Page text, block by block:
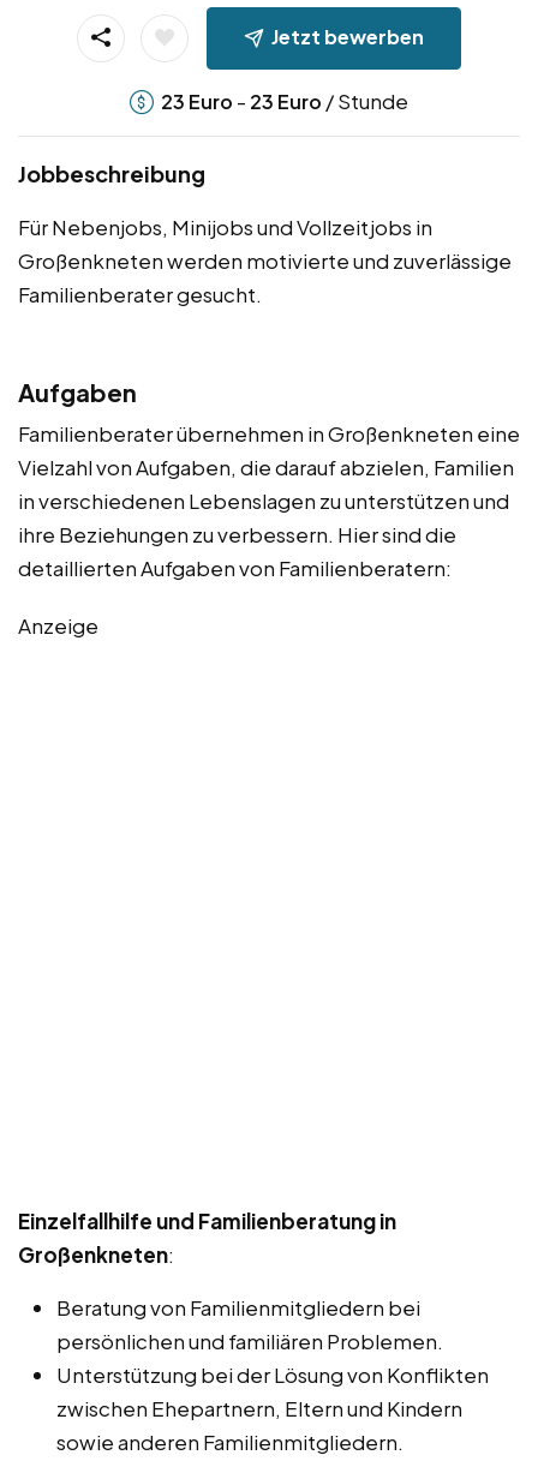
Jetzt bewerben
23 Euro - 23 Euro / Stunde
Jobbeschreibung
Für Nebenjobs, Minijobs und Vollzeitjobs in
Großenkneten werden motivierte und zuverlässige
Familienberater gesucht.
Aufgaben
Familienberater übernehmen in Großenkneten eine
Vielzahl von Aufgaben, die darauf abzielen, Familien
in verschiedenen Lebenslagen zu unterstützen und
ihre Beziehungen zu verbessern. Hier sind die
detaillierten Aufgaben von Familienberatern:
Anzeige
Einzelfallhilfe und Familienberatung in
Großenkneten:
Beratung von Familienmitgliedern bei
persönlichen und familiären Problemen.
Unterstützung bei der Lösung von Konflikten
zwischen Ehepartnern, Eltern und Kindern
sowie anderen Familienmitgliedern.